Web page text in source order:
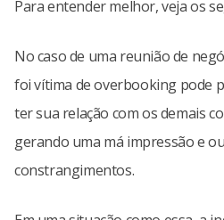
Para entender melhor, veja os
No caso de uma reunião de
foi vítima de overbooking pode
ter sua relação com os demais
gerando uma má impressão e
constrangimentos.